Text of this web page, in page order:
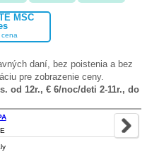
MSC
daní, bez poistenia a bez
pre zobrazenie ceny.
od 12r., € 6/noc/deti 2-11r., do